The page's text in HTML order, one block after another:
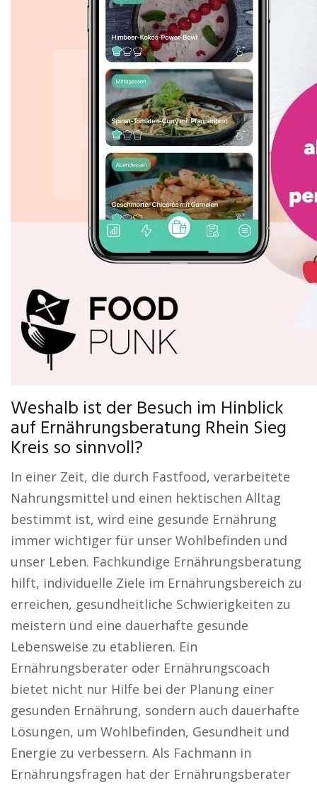
Weshalb ist der Besuch im Hinblick
auf Ernährungsberatung Rhein Sieg
Kreis so sinnvoll?
In einer Zeit, die durch Fastfood, verarbeitete
Nahrungsmittel und einen hektischen Alltag
bestimmt ist, wird eine gesunde Ernährung
immer wichtiger für unser Wohlbefinden und
unser Leben. Fachkundige Ernährungsberatung
hilft, individuelle Ziele im Ernährungsbereich zu
erreichen, gesundheitliche Schwierigkeiten zu
meistern und eine dauerhafte gesunde
Lebensweise zu etablieren. Ein
Ernährungsberater oder Ernährungscoach
bietet nicht nur Hilfe bei der Planung einer
gesunden Ernährung, sondern auch dauerhafte
Lösungen, um Wohlbefinden, Gesundheit und
Energie zu verbessern. Als Fachmann in
Ernährungsfragen hat der Ernährungsberater